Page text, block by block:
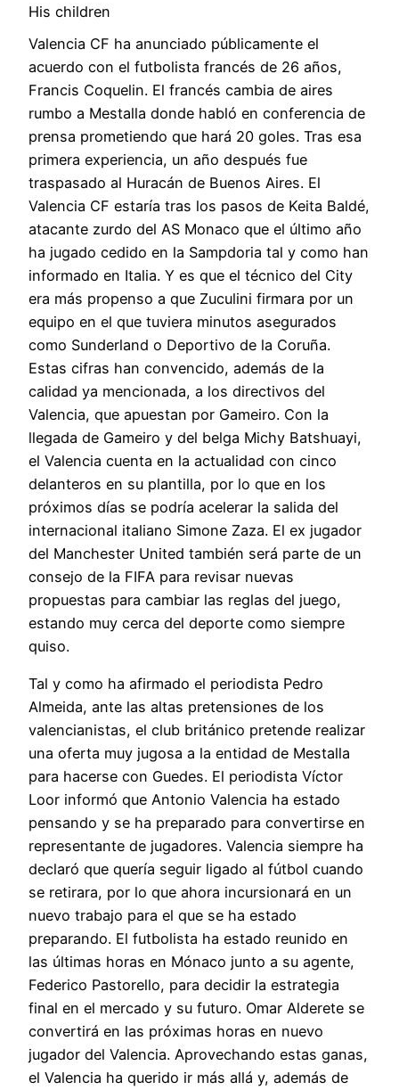
Valencia CF ha anunciado públicamente el
acuerdo con el futbolista francés de 26 años,
Francis Coquelin. El francés cambia de aires
rumbo a Mestalla donde habló en conferencia de
prensa prometiendo que hará 20 goles. Tras esa
primera experiencia, un año después fue
traspasado al Huracán de Buenos Aires. El
Valencia CF estaría tras los pasos de Keita Baldé,
atacante zurdo del AS Monaco que el último año
ha jugado cedido en la Sampdoria tal y como han
informado en Italia. Y es que el técnico del City
era más propenso a que Zuculini firmara por un
equipo en el que tuviera minutos asegurados
como Sunderland o Deportivo de la Coruña.
Estas cifras han convencido, además de la
calidad ya mencionada, a los directivos del
Valencia, que apuestan por Gameiro. Con la
llegada de Gameiro y del belga Michy Batshuayi,
el Valencia cuenta en la actualidad con cinco
delanteros en su plantilla, por lo que en los
próximos días se podría acelerar la salida del
internacional italiano Simone Zaza. El ex jugador
del Manchester United también será parte de un
consejo de la FIFA para revisar nuevas
propuestas para cambiar las reglas del juego,
estando muy cerca del deporte como siempre
quiso.
Tal y como ha afirmado el periodista Pedro
Almeida, ante las altas pretensiones de los
valencianistas, el club británico pretende realizar
una oferta muy jugosa a la entidad de Mestalla
para hacerse con Guedes. El periodista Víctor
Loor informó que Antonio Valencia ha estado
pensando y se ha preparado para convertirse en
representante de jugadores. Valencia siempre ha
declaró que quería seguir ligado al fútbol cuando
se retirara, por lo que ahora incursionará en un
nuevo trabajo para el que se ha estado
preparando. El futbolista ha estado reunido en
las últimas horas en Mónaco junto a su agente,
Federico Pastorello, para decidir la estrategia
final en el mercado y su futuro. Omar Alderete se
convertirá en las próximas horas en nuevo
jugador del Valencia. Aprovechando estas ganas,
el Valencia ha querido ir más allá y, además de